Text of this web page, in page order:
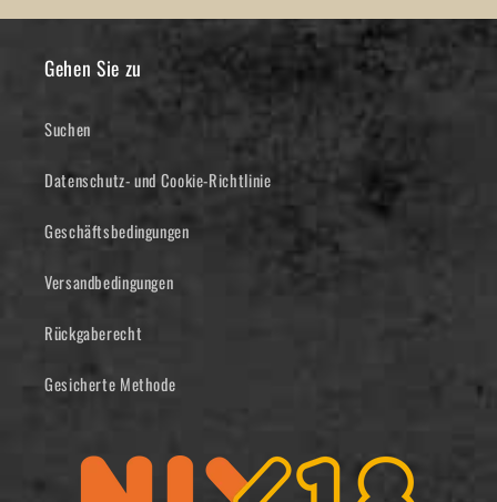
Gehen Sie zu
Suchen
Datenschutz- und Cookie-Richtlinie
Geschäftsbedingungen
Versandbedingungen
Rückgaberecht
Gesicherte Methode